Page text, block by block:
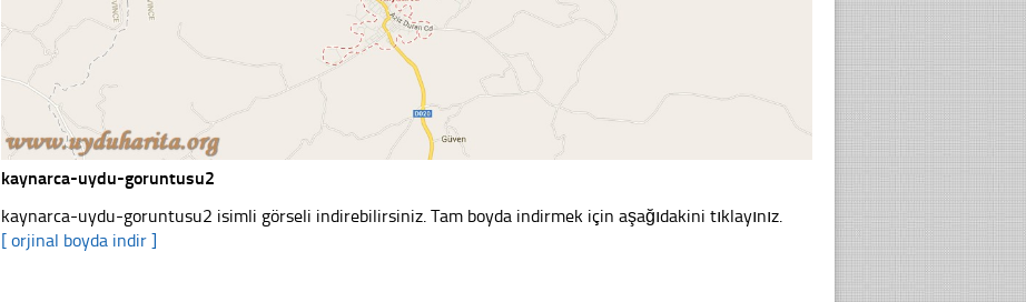
kaynarca-uydu-goruntusu2
kaynarca-uydu-goruntusu2 isimli görseli indirebilirsiniz. Tam boyda indirmek için aşağıdakini tıklayınız.
[ orjinal boyda indir ]